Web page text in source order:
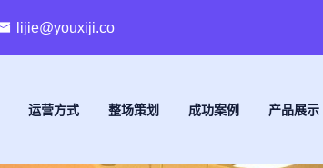
lijie@youxiji.co
运营方式 整场策划 成功案例 产品展示